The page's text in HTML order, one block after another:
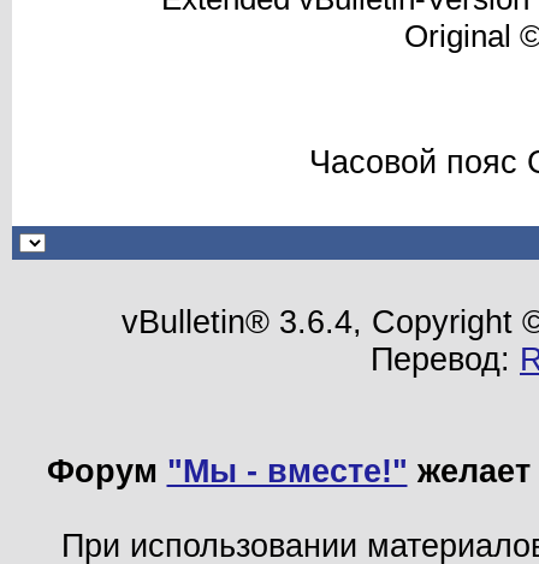
Original
Часовой пояс
vBulletin® 3.6.4, Copyright
Перевод:
Форум "Мы - вместе!"
При использовании